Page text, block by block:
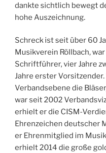
dankte sichtlich bewegt
hohe Auszeichnung.
Schreck ist seit über 60
Musikverein Röllbach,
Schriftführer, vier Jahre
Jahre erster Vorsitzender.
Verbandsebene die
war seit 2002
erhielt er die CISM-
Ehrenzeichen deutscher
er Ehrenmitglied im
erhielt 2014 die große